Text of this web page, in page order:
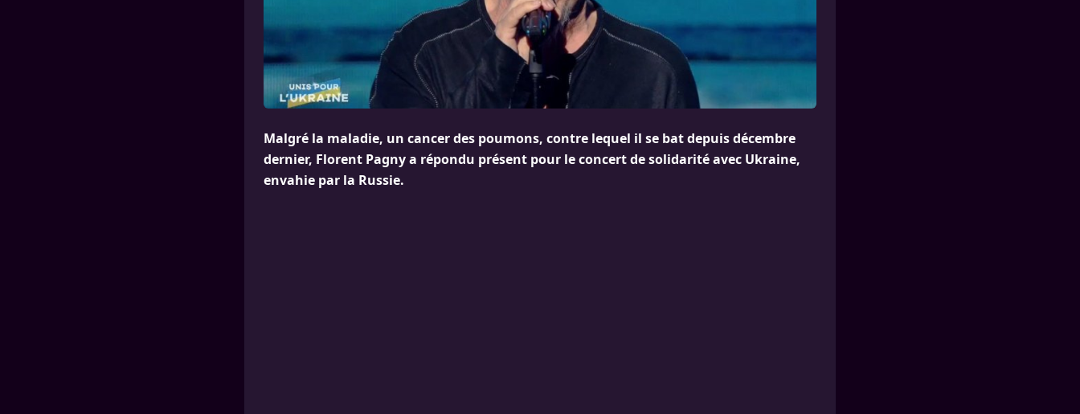
Malgré la maladie, un cancer des poumons, contre lequel il se bat depuis décembre
dernier, Florent Pagny a répondu présent pour le concert de solidarité avec Ukraine,
envahie par la Russie.